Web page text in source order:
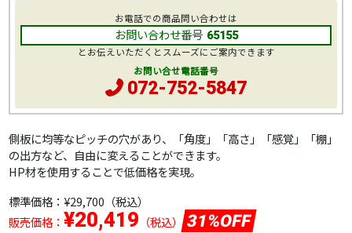
側板に均等なピッチの穴があり、「角度」「高さ」「感覚」「棚」
の出方など、自由に変えることができます。
HP材を使用することで低価格を実現。
標準価格： ¥29,700 （税込）
販売価格： ¥20,419 （税込） 31%OFF
お電話での商品問い合わせは
お問い合わせ番号 65155
とお伝えいただくとスムーズにご案内できます
お問い合せ電話番号
072-752-5847